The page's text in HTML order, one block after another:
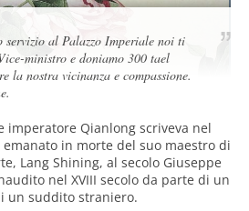
al Palazzo Imperiale noi ti
ministro e doniamo 300 tael
la nostra vicinanza e compassione.
imperatore Qianlong scriveva nel
in morte del suo maestro di
Lang Shining, al secolo Giuseppe
nel XVIII secolo da parte di un
un suddito straniero.